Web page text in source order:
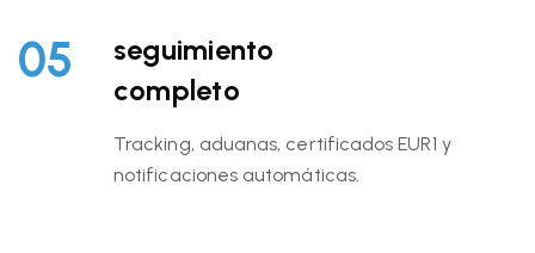
05
seguimiento
completo
Tracking, aduanas, certificados EUR1 y
notificaciones automáticas.